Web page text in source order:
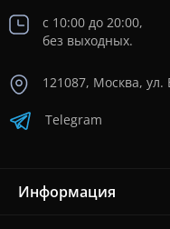
с 10:00 до 20:00,
без выходных.
121087, Москва, ул.
Telegram
Информация